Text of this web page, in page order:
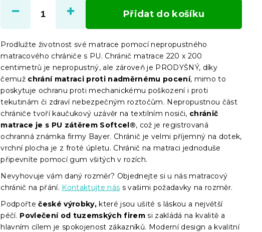
cena:
Přidat do košíku
Prodlužte životnost své matrace pomocí nepropustného
matracového chrániče s PU. Chránič matrace 220 x 200
centimetrů je nepropustný, ale zároveň je PRODYŠNÝ, díky
čemuž chrání matraci proti nadměrnému pocení, mimo to
poskytuje ochranu proti mechanickému poškození i proti
tekutinám či zdraví nebezpečným roztočům. Nepropustnou část
chrániče tvoří kaučukový uzávěr na textilním nosiči, chránič
matrace je s PU zátěrem Softcel®, což je registrovaná
ochranná známka firmy Bayer. Chránič je velmi příjemný na dotek,
vrchní plocha je z froté úpletu. Chránič na matraci jednoduše
připevníte pomocí gum všitých v rozích.
Nevyhovuje vám daný rozměr? Objednejte si u nás matracový
chránič na přání. Kontaktujte nás s vašimi požadavky na rozměr.
Podpořtečeské výrobky, které jsou ušité s láskou a největší
péčí. Povlečení od tuzemských firem si zakládá na kvalitě a
hlavním cílem je spokojenost zákazníků. Moderní design a kvalitní